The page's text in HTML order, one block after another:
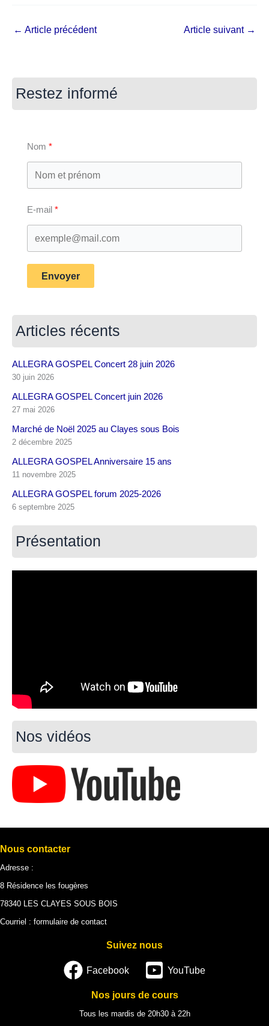
← Article précédent Article suivant →
Restez informé
Nom
E-mail
Envoyer
Articles récents
ALLEGRA GOSPEL Concert 28 juin 2026
30 juin 2026
ALLEGRA GOSPEL Concert juin 2026
27 mai 2026
Marché de Noël 2025 au Clayes sous Bois
2 décembre 2025
ALLEGRA GOSPEL Anniversaire 15 ans
11 novembre 2025
ALLEGRA GOSPEL forum 2025-2026
6 septembre 2025
Présentation
Nos vidéos
Nous contacter
Adresse :
8 Résidence les fougères
78340 LES CLAYES SOUS BOIS
Courriel : formulaire de contact
Suivez nous
Facebook YouTube
Nos jours de cours
Tous les mardis de 20h30 à 22h